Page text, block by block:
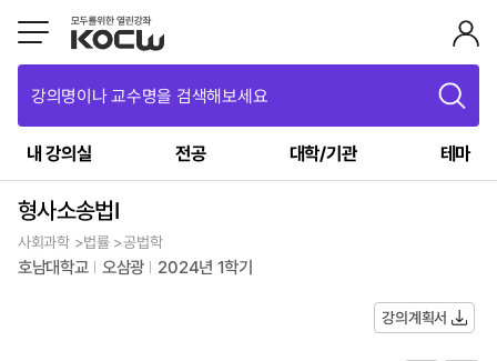
강의명이나 교수명을 검색해보세요
내 강의실 전공 대학/기관 테마
형사소송법I
사회과학 >법률 >공법학
호남대학교 오삼광 2024년 1학기
강의계획서